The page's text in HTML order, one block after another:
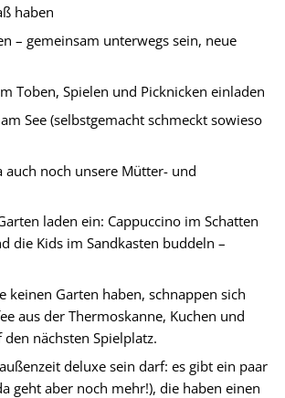
haben
– gemeinsam unterwegs sein, neue
Toben, Spielen und Picknicken einladen
See (selbstgemacht schmeckt sowieso
auch noch unsere Mütter- und
laden ein: Cappuccino im Schatten
die Kids im Sandkasten buddeln –
keinen Garten haben, schnappen sich
aus der Thermoskanne, Kuchen und
nächsten Spielplatz.
deluxe sein darf: es gibt ein paar
geht aber noch mehr!), die haben einen